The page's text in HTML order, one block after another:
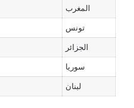
المغرب
تونس
الجزائر
سوريا
لبنان